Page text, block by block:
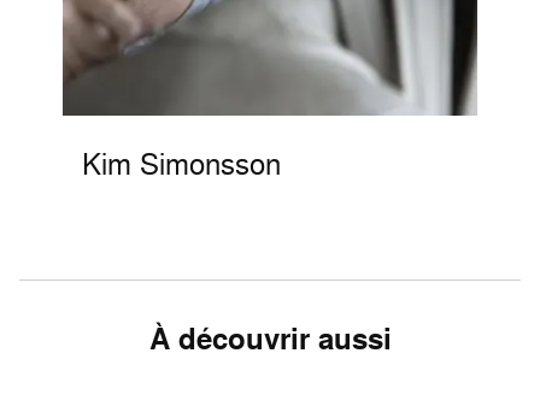
Kim Simonsson
À découvrir aussi